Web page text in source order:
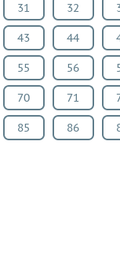
31 32
43 44
55 56
70 71
85 86